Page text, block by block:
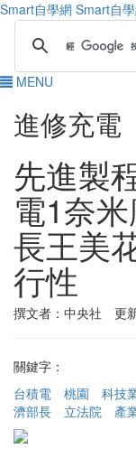
Smart自學網 Smart自
MENU
進修充電
先進製
電1奈
長王美
行性
撰文者：中央社 更
關鍵字：
台積電
桃園 科技
濟部長
立法院 產